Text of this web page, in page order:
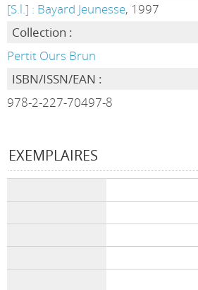
[S.l.] : Bayard Jeunesse, 1997
Collection :
Pertit Ours Brun
ISBN/ISSN/EAN :
978-2-227-70497-8
EXEMPLAIRES